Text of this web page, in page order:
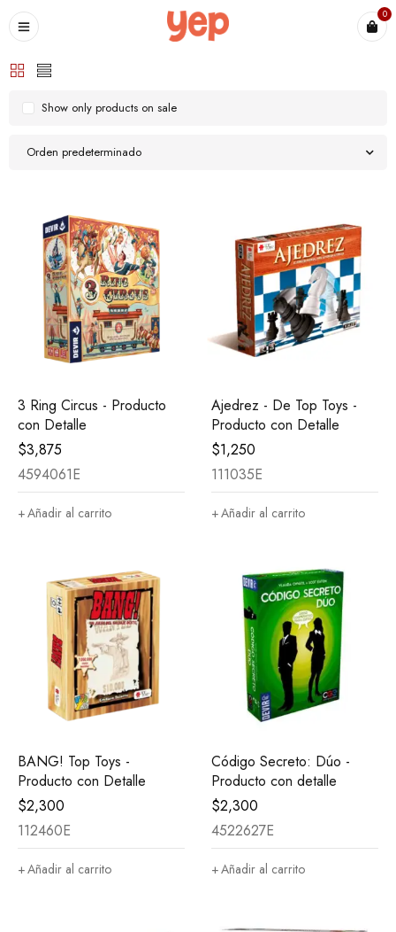
0
Orden predeterminado
Show only products on sale
3 Ring Circus - Producto
con Detalle
$3,875
4594061E
Añadir al carrito
Ajedrez - De Top Toys -
Producto con Detalle
$1,250
111035E
Añadir al carrito
BANG! Top Toys -
Producto con Detalle
$2,300
112460E
Añadir al carrito
Código Secreto: Dúo -
Producto con detalle
$2,300
4522627E
Añadir al carrito